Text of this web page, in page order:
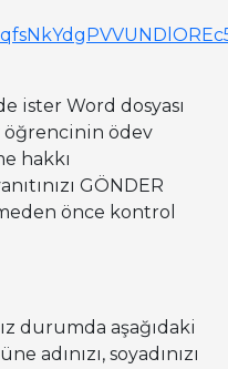
ister Word dosyası
öğrencinin ödev
hakkı
GÖNDER
önce kontrol
durumda aşağıdaki
adınızı, soyadınızı